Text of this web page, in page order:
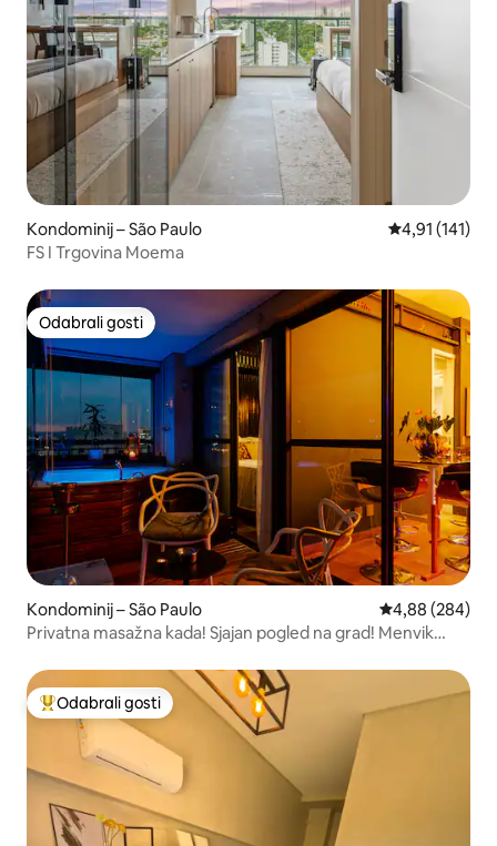
Kondominij – São Paulo Prosječna
4,91 (141)
FS I Trgovina Moema
Odabrali gosti
Odabrali gosti
Kondominij – São Paulo Prosječna
4,88 (284)
Privatna masažna kada! Sjajan pogled na grad! Menvik
Među najviše rangiranima s oznakom „Odabrali gosti”
Odabrali gosti